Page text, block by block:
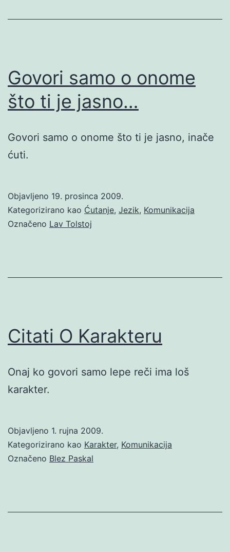
Govori samo o onome
što ti je jasno…
Govori samo o onome što ti je jasno, inače
ćuti.
Objavljeno 19. prosinca 2009.
Kategorizirano kao Ćutanje, Jezik, Komunikacija
Označeno Lav Tolstoj
Citati O Karakteru
Onaj ko govori samo lepe reči ima loš
karakter.
Objavljeno 1. rujna 2009.
Kategorizirano kao Karakter, Komunikacija
Označeno Blez Paskal